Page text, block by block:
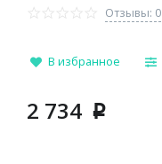
Отзывы: 0
В избранное
2 734 p